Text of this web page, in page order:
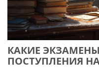
КАКИЕ
ПОСТУПЛЕНИЯ